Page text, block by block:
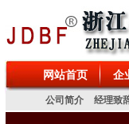
阀、排泥阀、电
网站首页 企
公司简介 经理致